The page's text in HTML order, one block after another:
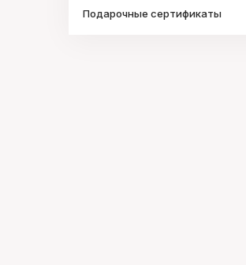
Подарочные сертификаты